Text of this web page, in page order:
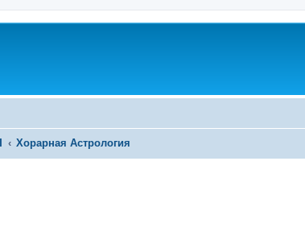
Хорарная Астрология